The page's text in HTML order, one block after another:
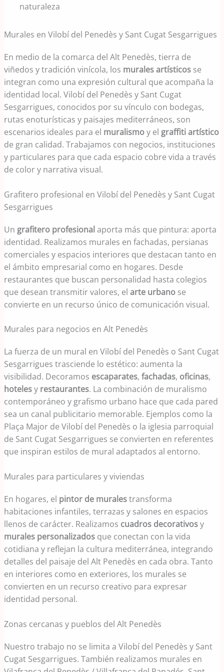
naturaleza
Murales en Vilobí del Penedès y Sant Cugat Sesgarrigues
En medio de la comarca del Alt Penedès, tierra de
viñedos y tradición vinícola, los murales artísticos se
integran como una expresión cultural que acompaña la
identidad local. Vilobí del Penedès y Sant Cugat
Sesgarrigues, conocidos por su vínculo con bodegas,
rutas enoturísticas y paisajes mediterráneos, son
escenarios ideales para el muralismoy el graffiti artístico
de gran calidad. Trabajamos con negocios, instituciones
y particulares para que cada espacio cobre vida a través
de color y narrativa visual.
Grafitero profesional en Vilobí del Penedès y Sant Cugat
Sesgarrigues
Un grafitero profesionalaporta más que pintura: aporta
identidad. Realizamos murales en fachadas, persianas
comerciales y espacios interiores que destacan tanto en
el ámbito empresarial como en hogares. Desde
restaurantes que buscan personalidad hasta colegios
que desean transmitir valores, elarte urbano se
convierte en un recurso único de comunicación visual.
Murales para negocios en Alt Penedès
La fuerza de un mural en Vilobí del Penedès o Sant Cugat
Sesgarrigues trasciende lo estético: aumenta la
visibilidad. Decoramos escaparates,fachadas, oficinas,
hotelesy restaurantes. La combinación de muralismo
contemporáneo y grafismo urbano hace que cada pared
sea un canal publicitario memorable. Ejemplos como la
Plaça Major de Vilobí del Penedès o la iglesia parroquial
de Sant Cugat Sesgarrigues se convierten en referentes
que inspiran estilos de mural adaptados al entorno.
Murales para particulares y viviendas
En hogares, el pintor de muralestransforma
habitaciones infantiles, terrazas y salones en espacios
llenos de carácter. Realizamos cuadros decorativosy
murales personalizados que conectan con la vida
cotidiana y reflejan la cultura mediterránea, integrando
detalles del paisaje del Alt Penedès en cada obra. Tanto
en interiores como en exteriores, los murales se
convierten en un recurso creativo para expresar
identidad personal.
Zonas cercanas y pueblos del Alt Penedès
Nuestro trabajo no se limita a Vilobí del Penedès y Sant
Cugat Sesgarrigues. También realizamos murales en